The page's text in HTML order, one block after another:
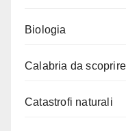
Biologia
Calabria da scoprire
Catastrofi naturali